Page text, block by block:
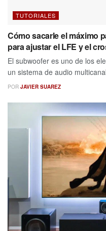
TUTORIALES
Cómo sacarle el máximo
para ajustar el LFE y el
El subwoofer es uno de los
un sistema de audio
POR JAVIER SUAREZ